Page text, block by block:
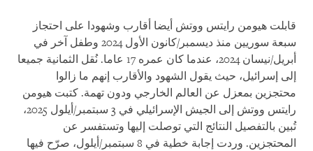
قابلت هيومن رايتس ووتش أيضا أقارب وشهودا على احتجاز
سبعة سوريين منذ ديسمبر/كانون الأول 2024 وطفل آخر في
أبريل/نيسان 2024، عندما كان عمره 17 عاما. نُقل الثمانية جميعا
إلى إسرائيل، حيث يقول الشهود والأقارب إنهم ما زالوا
محتجزين بمعزل عن العالم الخارجي ودون تهمة. كتبت هيومن
رايتس ووتش إلى الجيش الإسرائيلي في 3 سبتمبر/أيلول 2025،
تُبين بالتفصيل النتائج التي توصلت إليها وتستفسر عن
المحتجزين. وردت إجابة خطية في 8 سبتمبر/أيلول، صرّح فيها